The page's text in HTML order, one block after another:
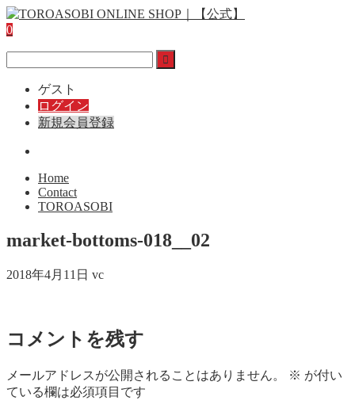
0
ゲスト
ログイン
新規会員登録
Home
Contact
TOROASOBI
market-bottoms-018__02
2018年4月11日 vc
コメントを残す
メールアドレスが公開されることはありません。 ※ が付い
ている欄は必須項目です